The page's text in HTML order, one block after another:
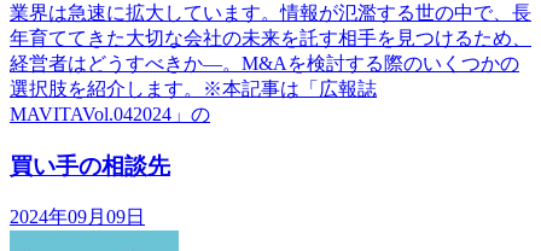
業界は急速に拡大しています。情報が氾濫する世の中で、長
年育ててきた大切な会社の未来を託す相手を見つけるため、
経営者はどうすべきか―。M&Aを検討する際のいくつかの
選択肢を紹介します。※本記事は「広報誌
MAVITAVol.042024」の
買い手の相談先
2024年09月09日